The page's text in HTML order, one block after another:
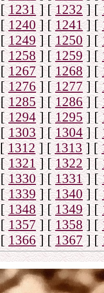
[1231] [1232] [
[1240] [1241] [
[1249 ] [1250] [
[1258] [1259] [
[1267] [1268] [
[1276] [1277] [
[1285] [1286] [
[1294 ] [1295] [
[1303] [1304] [
[1312] [1313] [
[1321] [1322] [
[1330] [1331] [
[1339] [1340] [
[1348] [1349] [
[1357] [1358] [
[1366] [1367] [